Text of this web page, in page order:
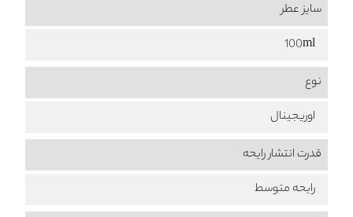
سایز عطر
100ml
نوع
اوریجینال
قدرت انتشار رایحه
رایحه متوسط